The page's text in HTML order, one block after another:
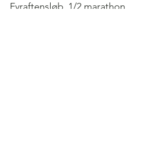
Fyraftensløb, 1/2 marathon